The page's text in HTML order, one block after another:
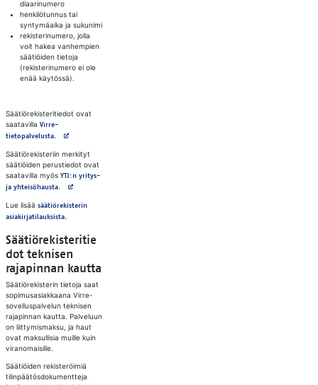
diaarinumero
henkilötunnus tai
syntymäaika ja sukunimi
rekisterinumero, jolla
voit hakea vanhempien
säätiöiden tietoja
(rekisterinumero ei ole
enää käytössä).
Säätiörekisteritiedot ovat
saatavilla Virre-
tietopalvelusta. Avautuu uuteen välilehteen
Säätiörekisteriin merkityt
säätiöiden perustiedot ovat
saatavilla myös YTJ:n yritys-
ja yhteisöhausta. Avautuu uuteen välilehteen
Lue lisää säätiörekisterin
asiakirjatilauksista.
Säätiörekisteritie
dot teknisen
rajapinnan kautta
Säätiörekisterin tietoja saat
sopimusasiakkaana Virre-
sovelluspalvelun teknisen
rajapinnan kautta. Palveluun
on liittymismaksu, ja haut
ovat maksullisia muille kuin
viranomaisille.
Säätiöiden rekisteröimiä
tilinpäätösdokumentteja